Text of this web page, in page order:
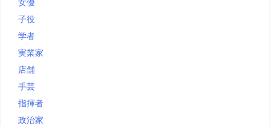
女優
子役
学者
実業家
店舗
手芸
指揮者
政治家